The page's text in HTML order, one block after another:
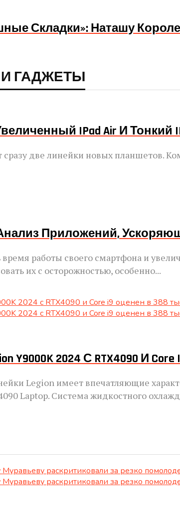
Складки»: Наташу
ГАДЖЕТЫ
IPad Air И Тонкий
сразу две линейки новых планшетов.
Анализ Приложений,
работы своего смартфона и
их с осторожностью, особенно...
Y9000K 2024 С RTX4090 И
Legion имеет впечатляющие
Laptop. Система жидкостного